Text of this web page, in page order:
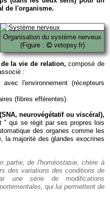
de l'organisme.
Organisation du système nerveux
(Figure :
vetopsy.fr)
la vie de relation, composé de
:
l'environnement (récepteurs
(fibres efférentes).
neurovégétatif ou viscéral),
" qui se régit par ses propres lois
des organes comme les
la majorité des glandes exocrines
partie, de l'homéostasie, chère à
des variations des conditions de
une série de modifications
qui lui permettent de